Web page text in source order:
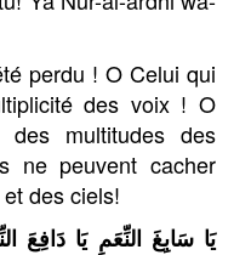
perdu ! O Celui qui
des voix ! O
multitudes des
ne peuvent cacher
des ciels!
يَا سَابِغَ النِّعَمِ يَا دَافِعَ